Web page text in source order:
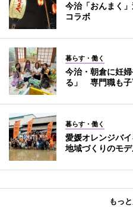
今治「おんまく
コラボ
暮らす・働く
今治・朝倉に妊
る」 専門職も子
暮らす・働く
愛媛オレンジバ
地域づくりのモ
もっ